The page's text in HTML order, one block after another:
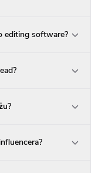
editing software?